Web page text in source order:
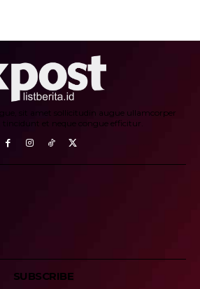
sit amet sollicitudin augue ullamcorper
tincidunt et neque congue efficitur.
SUBSCRIBE